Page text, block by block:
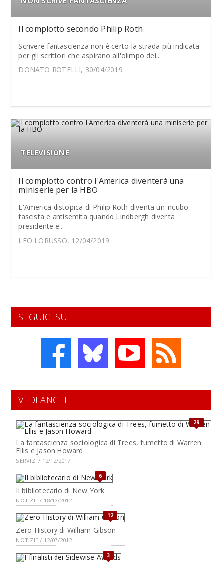
Il complotto secondo Philip Roth
Scrivere fantascienza non è certo la strada più indicata
per gli scrittori che aspirano all'olimpo dei...
DONATO ROTELLI, 30/04/2019
TELEVISIONE
Il complotto contro l'America diventerà una
miniserie per la HBO
L'America distopica di Philip Roth diventa un incubo
fascista e antisemita quando Lindbergh diventa
presidente e...
LEO LORUSSO, 12/04/2019
SEGUICI SU
VEDI ANCHE
29
La fantascienza sociologica di Trees, fumetto di Warren
Ellis e Jason Howard
SERVIZI / 12/12/2017
6
Il bibliotecario di New York
NOTIZIE / 18/12/2012
12
Zero History di William Gibson
NOTIZIE / 12/07/2012
3